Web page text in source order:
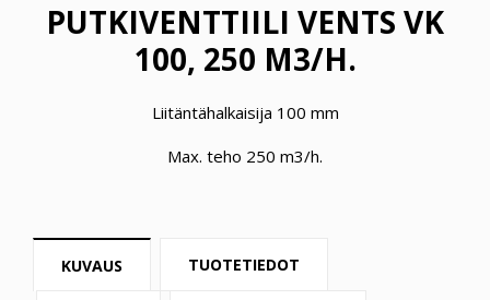
PUTKIVENTTIILI VENTS VK
100, 250 M3/H.
Liitäntähalkaisija 100 mm
Max. teho 250 m3/h.
KUVAUS TUOTETIEDOT